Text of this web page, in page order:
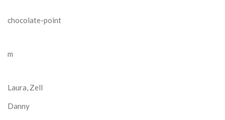
chocolate-point
m
Laura, Zell
Danny